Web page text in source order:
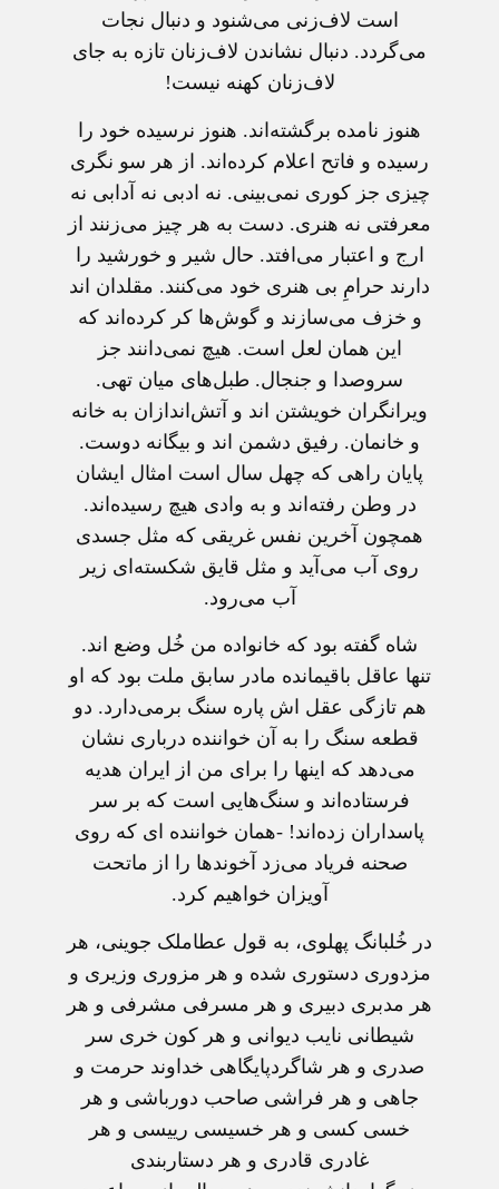
است لاف‌زنی می‌شنود و دنبال نجات
می‌گردد. دنبال نشاندن لاف‌زنان تازه به جای
لاف‌زنان کهنه نیست!
هنوز نامده برگشته‌اند. هنوز نرسیده خود را
رسیده و فاتح اعلام کرده‌اند. از هر سو نگری
چیزی جز کوری نمی‌بینی. نه ادبی نه آدابی نه
معرفتی نه هنری. دست به هر چیز می‌زنند از
ارج و اعتبار می‌افتد. حال شیر و خورشید را
دارند حرامِ بی هنری خود می‌کنند. مقلدان اند
و خزف می‌سازند و گوش‌ها کر کرده‌اند که
این همان لعل است. هیچ نمی‌دانند جز
سروصدا و جنجال. طبل‌های میان تهی.
ویرانگران خویشتن اند و آتش‌اندازان به خانه
و خانمان. رفیق دشمن اند و بیگانه دوست.
پایان راهی که چهل سال است امثال ایشان
در وطن رفته‌اند و به وادی هیچ رسیده‌اند.
همچون آخرین نفس غریقی که مثل جسدی
روی آب می‌آید و مثل قایق شکسته‌ای زیر
آب می‌رود.
شاه گفته بود که خانواده من خُل وضع اند.
تنها عاقل باقیمانده مادر سابق ملت بود که او
هم تازگی عقل اش پاره سنگ برمی‌دارد. دو
قطعه سنگ را به آن خواننده درباری نشان
می‌دهد که اینها را برای من از ایران هدیه
فرستاده‌اند و سنگ‌هایی است که بر سر
پاسداران زده‌اند! -همان خواننده ای که روی
صحنه فریاد می‌زد آخوندها را از ماتحت
آویزان خواهیم کرد.
در خُلبانگ پهلوی، به قول عطاملک جوینی، هر
مزدوری دستوری شده و هر مزوری وزیری و
هر مدبری دبیری و هر مسرفی مشرفی و هر
شیطانی نایب دیوانی و هر کون خری سر
صدری و هر شاگرد‌پایگاهی خداوند حرمت و
جاهی و هر فراشی صاحب دورباشی و هر
خسی کسی و هر خسیسی رییسی و هر
غادری قادری و هر دستاربندی